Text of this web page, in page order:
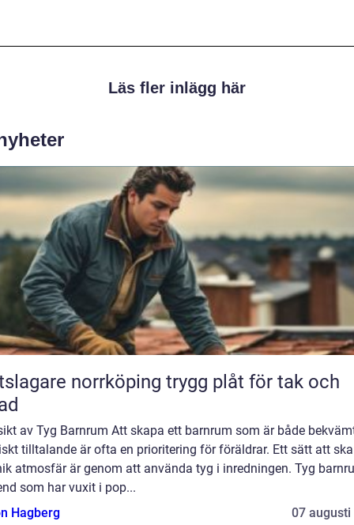
Läs fler inlägg här
norrköping trygg plåt för tak och
av Tyg Barnrum Att skapa ett barnrum som är både
tilltalande är ofta en prioritering för föräldrar. Ett sätt att
atmosfär är genom att använda tyg i inredningen. Tyg
som har vuxit i pop...
Hagberg
07 augusti